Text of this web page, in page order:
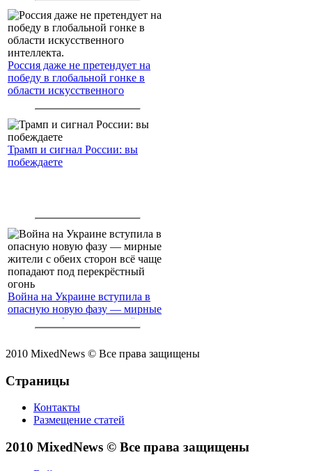
Россия даже не претендует на
победу в глобальной гонке в
области искусственного
Трамп и сигнал России: вы
побеждаете
Война на Украине вступила в
опасную новую фазу — мирные
жители с обеих сторон всё чаще
2010 MixedNews © Все права защищены
Страницы
Контакты
Размещение статей
2010 MixedNews © Все права защищены